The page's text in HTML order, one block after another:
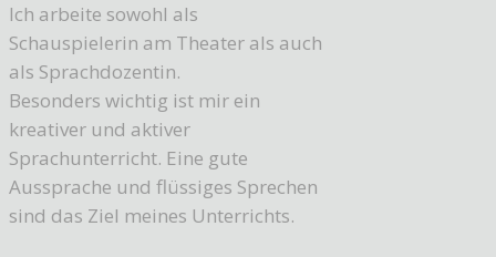
Ich arbeite sowohl als
Schauspielerin am Theater als auch
als Sprachdozentin.
Besonders wichtig ist mir ein
kreativer und aktiver
Sprachunterricht. Eine gute
Aussprache und flüssiges Sprechen
sind das Ziel meines Unterrichts.